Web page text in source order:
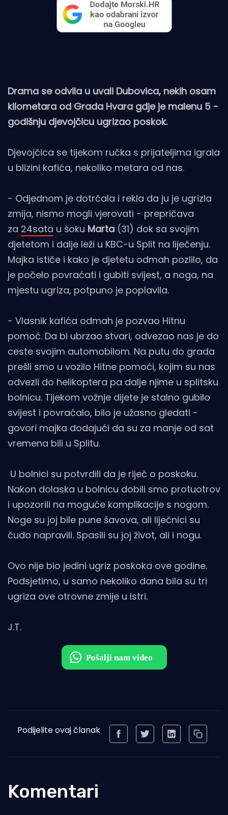
Drama se odvila u uvali Dubovica, nekih osam
kilometara od Grada Hvara gdje je malenu 5 -
godišnju djevojčicu ugrizao poskok.
Djevojčica se tijekom ručka s prijateljima igrala
u blizini kafića, nekoliko metara od nas.
- Odjednom je dotrčala i rekla da ju je ugrizla
zmija, nismo mogli vjerovati - prepričava
za 24sata u šoku Marta (31) dok sa svojim
djetetom i dalje leži u KBC-u Split na liječenju.
Majka ističe i kako je djetetu odmah pozlilo, da
je počelo povraćati i gubiti svijest, a noga, na
mjestu ugriza, potpuno je poplavila.
- Vlasnik kafića odmah je pozvao Hitnu
pomoć. Da bi ubrzao stvari, odvezao nas je do
ceste svojim automobilom. Na putu do grada
prešli smo u vozilo Hitne pomoći, kojim su nas
odvezli do helikoptera pa dalje njime u splitsku
bolnicu. Tijekom vožnje dijete je stalno gubilo
svijest i povraćalo, bilo je užasno gledati -
govori majka dodajući da su za manje od sat
vremena bili u Splitu.
U bolnici su potvrdili da je riječ o poskoku.
Nakon dolaska u bolnicu dobili smo protuotrov
i upozorili na moguće komplikacije s nogom.
Noge su joj bile pune šavova, ali liječnici su
čudo napravili. Spasili su joj život, ali i nogu.
Ovo nije bio jedini ugriz poskoka ove godine.
Podsjetimo, u samo nekoliko dana bila su tri
ugriza ove otrovne zmije u Istri.
J.T.
Podijelite ovaj članak
Komentari